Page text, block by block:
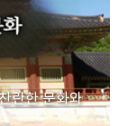
란한 문화와